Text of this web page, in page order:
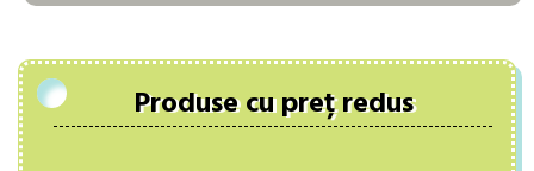
Produse cu preț redus